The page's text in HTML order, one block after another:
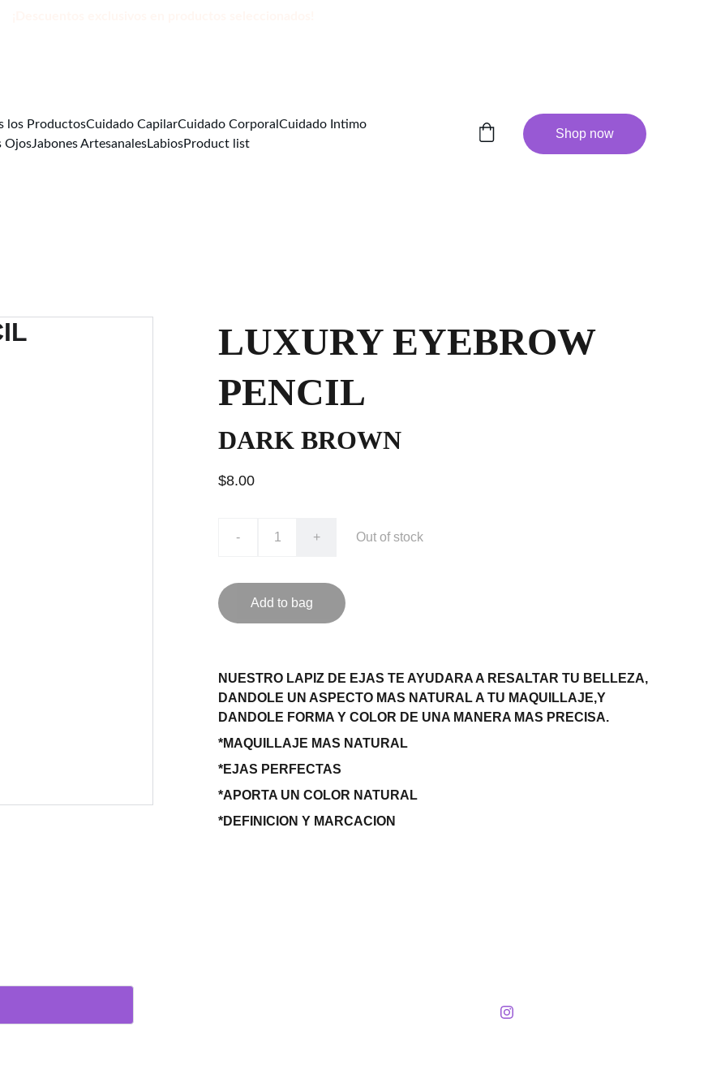
los ProductosCuidado CapilarCuidado Corporal Cuidado Intimo
OjosJabones ArtesanalesLabiosProduct list
Shop now
LUXURY EYEBROW
PENCIL
DARK BROWN
$8.00
- + Out of stock
Add to bag
NUESTRO LAPIZ DE EJAS TE AYUDARA A RESALTAR TU BELLEZA,
DANDOLE UN ASPECTO MAS NATURAL A TU MAQUILLAJE,Y
DANDOLE FORMA Y COLOR DE UNA MANERA MAS PRECISA.
*MAQUILLAJE MAS NATURAL
*EJAS PERFECTAS
*APORTA UN COLOR NATURAL
*DEFINICION Y MARCACION